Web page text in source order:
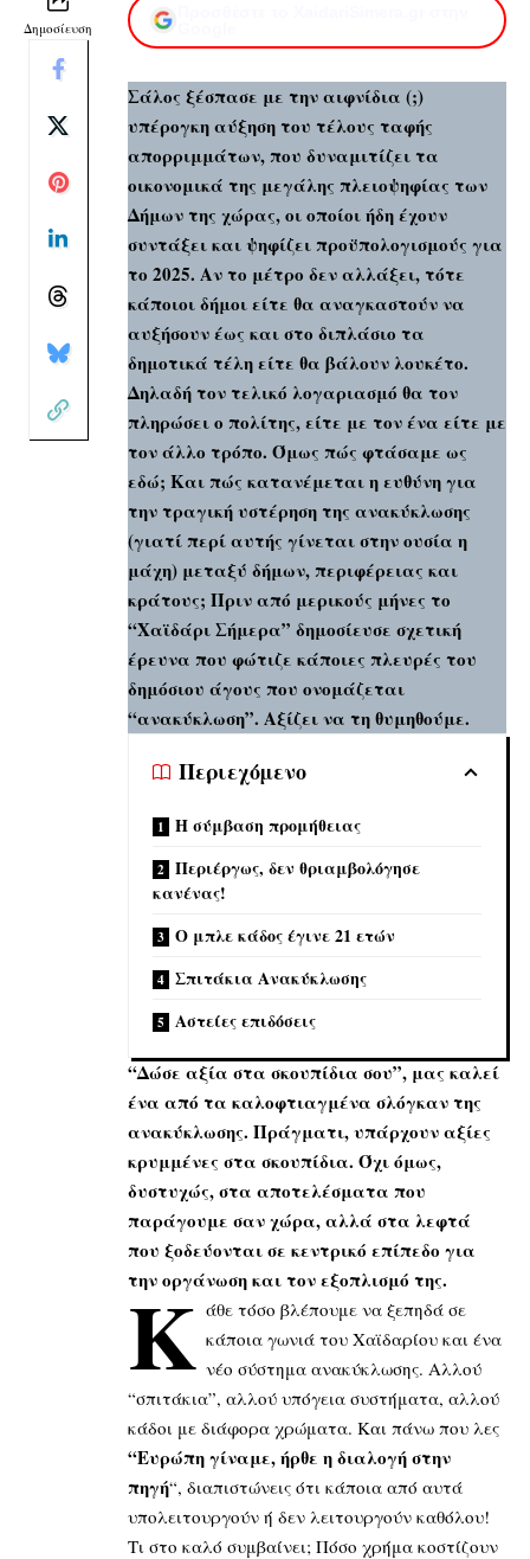
Δημοσίευση
Σάλος ξέσπασε με την αιφνίδια (;)
υπέρογκη αύξηση του τέλους ταφής
απορριμμάτων, που δυναμιτίζει τα
οικονομικά της μεγάλης πλειοψηφίας των
Δήμων της χώρας, οι οποίοι ήδη έχουν
συντάξει και ψηφίζει προϋπολογισμούς για
το 2025. Αν το μέτρο δεν αλλάξει, τότε
κάποιοι δήμοι είτε θα αναγκαστούν να
αυξήσουν έως και στο διπλάσιο τα
δημοτικά τέλη είτε θα βάλουν λουκέτο.
Δηλαδή τον τελικό λογαριασμό θα τον
πληρώσει ο πολίτης, είτε με τον ένα είτε με
τον άλλο τρόπο. Όμως πώς φτάσαμε ως
εδώ; Και πώς κατανέμεται η ευθύνη για
την τραγική υστέρηση της ανακύκλωσης
(γιατί περί αυτής γίνεται στην ουσία η
μάχη) μεταξύ δήμων, περιφέρειας και
κράτους; Πριν από μερικούς μήνες το
“Χαϊδάρι Σήμερα” δημοσίευσε σχετική
έρευνα που φώτιζε κάποιες πλευρές του
δημόσιου άγους που ονομάζεται
“ανακύκλωση”. Αξίζει να τη θυμηθούμε.
Περιεχόμενο
Η σύμβαση προμήθειας
Περιέργως, δεν θριαμβολόγησε
κανένας!
Ο μπλε κάδος έγινε 21 ετών
Σπιτάκια Ανακύκλωσης
Αστείες επιδόσεις
“Δώσε αξία στα σκουπίδια σου”, μας καλεί
ένα από τα καλοφτιαγμένα σλόγκαν της
ανακύκλωσης. Πράγματι, υπάρχουν αξίες
κρυμμένες στα σκουπίδια. Όχι όμως,
δυστυχώς, στα αποτελέσματα που
παράγουμε σαν χώρα, αλλά στα λεφτά
που ξοδεύονται σε κεντρικό επίπεδο για
την οργάνωση και τον εξοπλισμό της.
Κ άθε τόσο βλέπουμε να ξεπηδά σε
κάποια γωνιά του Χαϊδαρίου και ένα
νέο σύστημα ανακύκλωσης. Αλλού
“σπιτάκια”, αλλού υπόγεια συστήματα, αλλού
κάδοι με διάφορα χρώματα. Και πάνω που λες
“Ευρώπη γίναμε, ήρθε η διαλογή στην
πηγή“, διαπιστώνεις ότι κάποια από αυτά
υπολειτουργούν ή δεν λειτουργούν καθόλου!
Τι στο καλό συμβαίνει; Πόσο χρήμα κοστίζουν